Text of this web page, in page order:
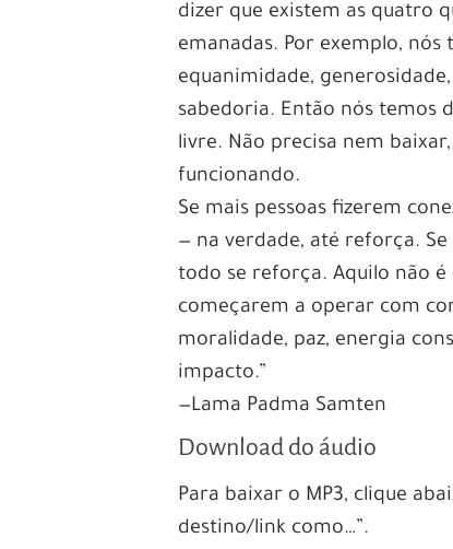
dizer que existem as quatro
emanadas. Por exemplo,
equanimidade,
sabedoria. Então nós temos
livre. Não precisa nem
funcionando.
Se mais pessoas fizerem
— na verdade, até reforça.
todo se reforça. Aquilo não é
começarem a operar com
moralidade, paz, energia
impacto.”
—Lama Padma Samten
Download do áudio
Para baixar o MP3, clique
destino/link como…”.